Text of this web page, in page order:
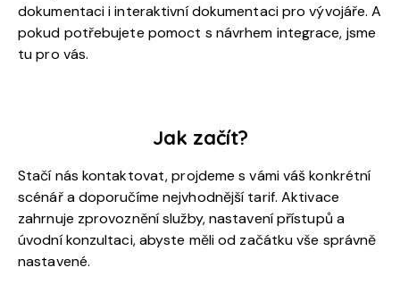
dokumentaci i interaktivní dokumentaci pro vývojáře. A
pokud potřebujete pomoct s návrhem integrace, jsme
tu pro vás.
Jak začít?
Stačí nás kontaktovat, projdeme s vámi váš konkrétní
scénář a doporučíme nejvhodnější tarif. Aktivace
zahrnuje zprovoznění služby, nastavení přístupů a
úvodní konzultaci, abyste měli od začátku vše správně
nastavené.